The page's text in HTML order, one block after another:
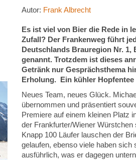
Autor: Frank Albrecht
Es ist viel von Bier die Rede in
Zufall? Der Frankenweg führt
Deutschlands Brauregion Nr. 1,
genannt. Trotzdem ist dieses
Getränk nur Gesprächsthema
Erholung. Ein kühler Hopfentee
Neues Team, neues Glück.
übernommen und präsentiert
Premiere auf einem kleinen Platz
der Frankfurter/Wiener
Knapp 100 Läufer lauschen der
gelaufen, ebenso viele haben
ausführlich, was er dagegen